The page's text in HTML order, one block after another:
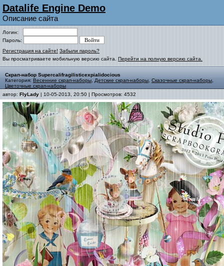
Datalife Engine Demo
Описание сайта
Логин:
Пароль:
Регистрация на сайте! Забыли пароль?
Вы просматриваете мобильную версию сайта. Перейти на полную версию сайта.
Скрап-набор Supercalifragilisticexpialidocious
Категория: Весенние скрап-наборы Детские скрап-наборы Сказочные скрап-наборы
Цветочные скрап-наборы
автор: FlyLady | 10-05-2013, 20:50 | Просмотров: 4532